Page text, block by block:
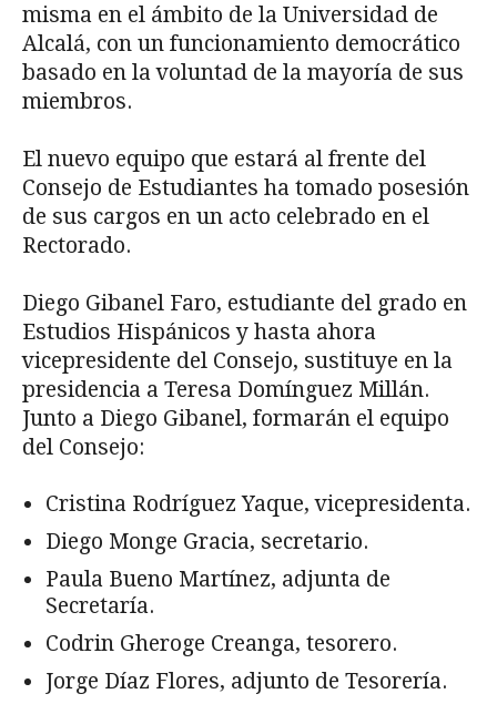
misma en el ámbito de la Universidad de
Alcalá, con un funcionamiento democrático
basado en la voluntad de la mayoría de sus
miembros.
El nuevo equipo que estará al frente del
Consejo de Estudiantes ha tomado posesión
de sus cargos en un acto celebrado en el
Rectorado.
Diego Gibanel Faro, estudiante del grado en
Estudios Hispánicos y hasta ahora
vicepresidente del Consejo, sustituye en la
presidencia a Teresa Domínguez Millán.
Junto a Diego Gibanel, formarán el equipo
del Consejo:
Cristina Rodríguez Yaque, vicepresidenta.
Diego Monge Gracia, secretario.
Paula Bueno Martínez, adjunta de
Secretaría.
Codrin Gheroge Creanga, tesorero.
Jorge Díaz Flores, adjunto de Tesorería.